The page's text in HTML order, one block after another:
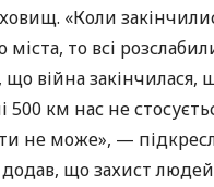
«Коли
міста, то всі
війна закінчилася,
500 км нас не
не може», —
що захист